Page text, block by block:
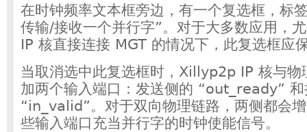
在时钟频率文本框旁边，有一个复选框，标
传输/接收一个并行字”。对于大多数应用，
IP 核直接连接 MGT 的情况下，此复选框应
当取消选中此复选框时，Xillyp2p IP 核与物
加两个输入端口：发送侧的 “out_ready” 和
“in_valid”。对于双向物理链路，两侧都会
些输入端口充当并行字的时钟使能信号。